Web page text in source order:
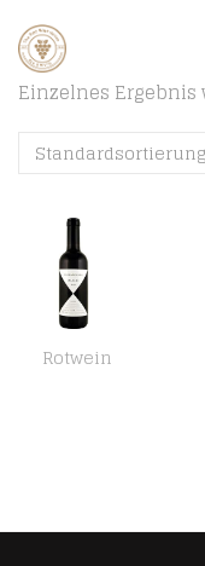
Einzelnes
Standardsortierung
Rotwein